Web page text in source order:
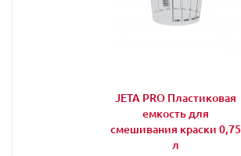
JETA PRO Пластиковая
емкость для
смешивания краски 0,75
л